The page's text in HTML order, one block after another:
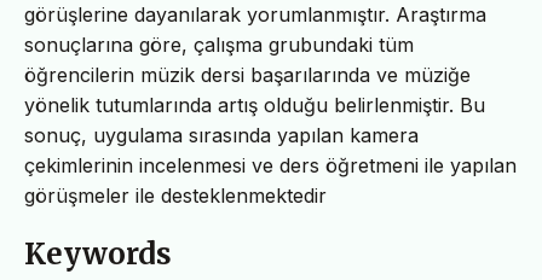
görüşlerine dayanılarak yorumlanmıştır. Araştırma
sonuçlarına göre, çalışma grubundaki tüm
öğrencilerin müzik dersi başarılarında ve müziğe
yönelik tutumlarında artış olduğu belirlenmiştir. Bu
sonuç, uygulama sırasında yapılan kamera
çekimlerinin incelenmesi ve ders öğretmeni ile yapılan
görüşmeler ile desteklenmektedir
Keywords